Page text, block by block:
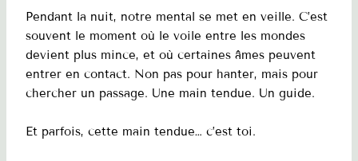
Pendant la nuit, notre mental se met en veille. C’est
souvent le moment où le voile entre les mondes
devient plus mince, et où certaines âmes peuvent
entrer en contact. Non pas pour hanter, mais pour
chercher un passage. Une main tendue. Un guide.
Et parfois, cette main tendue… c’est toi.